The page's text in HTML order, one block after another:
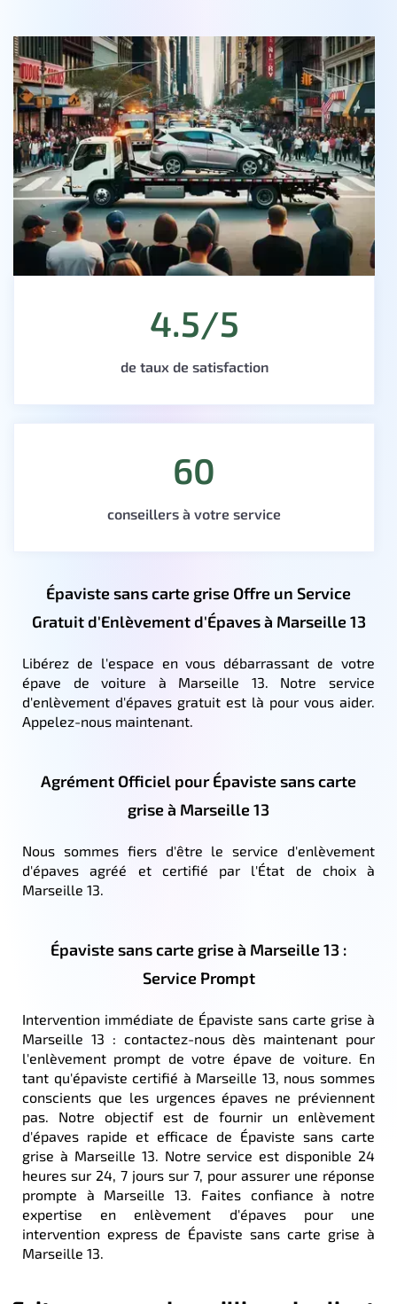
4.5/5
de taux de satisfaction
60
conseillers à votre service
Épaviste sans carte grise Offre un Service
Gratuit d'Enlèvement d'Épaves à Marseille 13
Libérez de l'espace en vous débarrassant de votre
épave de voiture à Marseille 13. Notre service
d'enlèvement d'épaves gratuit est là pour vous aider.
Appelez-nous maintenant.
Agrément Officiel pour Épaviste sans carte
grise à Marseille 13
Nous sommes fiers d'être le service d'enlèvement
d'épaves agréé et certifié par l'État de choix à
Marseille 13.
Épaviste sans carte grise à Marseille 13 :
Service Prompt
Intervention immédiate de Épaviste sans carte grise à
Marseille 13 : contactez-nous dès maintenant pour
l'enlèvement prompt de votre épave de voiture. En
tant qu'épaviste certifié à Marseille 13, nous sommes
conscients que les urgences épaves ne préviennent
pas. Notre objectif est de fournir un enlèvement
d'épaves rapide et efficace de Épaviste sans carte
grise à Marseille 13. Notre service est disponible 24
heures sur 24, 7 jours sur 7, pour assurer une réponse
prompte à Marseille 13. Faites confiance à notre
expertise en enlèvement d'épaves pour une
intervention express de Épaviste sans carte grise à
Marseille 13.